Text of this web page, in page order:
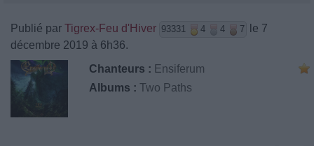
Publié par Tigrex-Feu d'Hiver 93331 4 4 7
le 7
décembre 2019 à 6h36.
Chanteurs : Ensiferum
Albums : Two Paths